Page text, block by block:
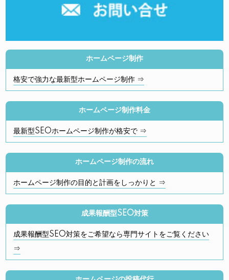
ホームページ制作
格安で強力な最新型ホームページ制作 ⇒
ホームページ制作料金
最新型SEOホームページ制作が格安で ⇒
ホームページ制作の流れ
ホームページ制作の目的と計画をしっかりと ⇒
成果報酬型SEO対策
成果報酬型SEO対策をご希望なら専門サイトをご覧ください
⇒